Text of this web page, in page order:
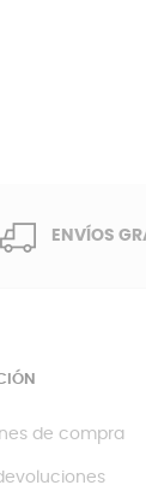
ENVÍOS
de compra